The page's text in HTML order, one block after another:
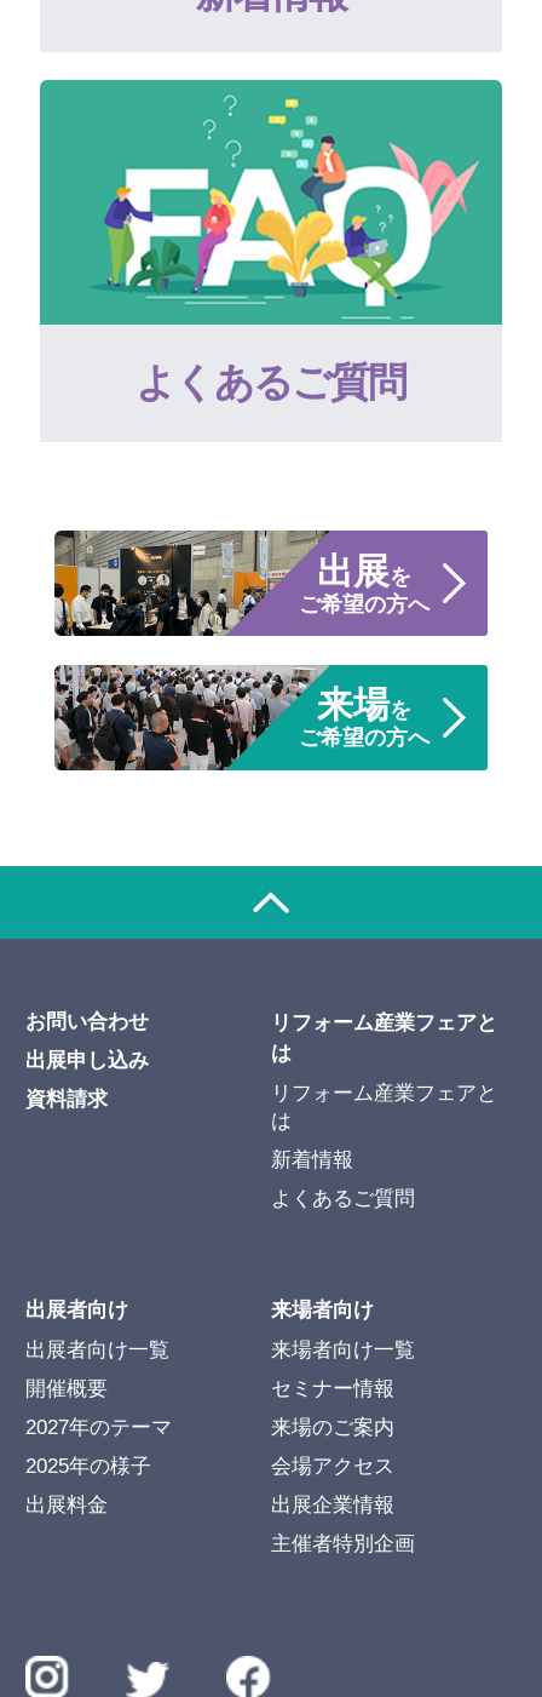
よくあるご質問
出展を
ご希望の方へ
来場を
ご希望の方へ
お問い合わせ
出展申し込み
資料請求
リフォーム産業フェアと
は
リフォーム産業フェアと
は
新着情報
よくあるご質問
出展者向け
出展者向け一覧
開催概要
2027年のテーマ
2025年の様子
出展料金
来場者向け
来場者向け一覧
セミナー情報
来場のご案内
会場アクセス
出展企業情報
主催者特別企画